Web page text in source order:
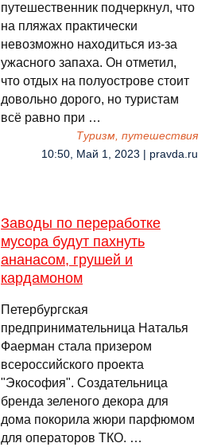
путешественник подчеркнул, что
на пляжах практически
невозможно находиться из-за
ужасного запаха. Он отметил,
что отдых на полуострове стоит
довольно дорого, но туристам
всё равно при …
Туризм, путешествия
10:50, Май 1, 2023 | pravda.ru
Заводы по переработке
мусора будут пахнуть
ананасом, грушей и
кардамоном
Петербургская
предпринимательница Наталья
Фаерман стала призером
всероссийского проекта
"Экософия". Создательница
бренда зеленого декора для
дома покорила жюри парфюмом
для операторов ТКО. …